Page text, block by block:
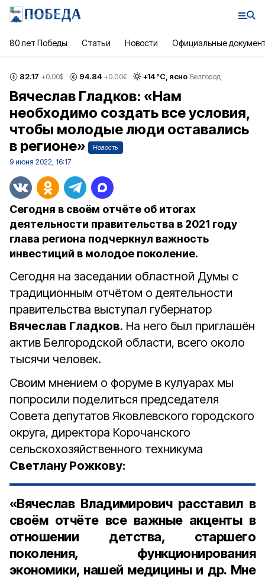
80 лет Победы Статьи Новости Официальные
82.17 +0.00$ 94.84 +0.00€ +14°С, ясно Белгород
Вячеслав Гладков: «Нам
необходимо создать все условия,
чтобы молодые люди оставались
в регионе»
Новость
9 июня 2022, 16:17
Сегодня в своём отчёте об итогах
деятельности правительства в 2021 году
глава региона подчеркнул важность
инвестиций в молодое поколение.
Сегодня на заседании областной Думы с
традиционным отчётом о деятельности
правительства выступал губернатор
Вячеслав Гладков. На него был приглашён
актив Белгородской области, всего около
тысячи человек.
Своим мнением о форуме в кулуарах мы
попросили поделиться председателя
Совета депутатов Яковлевского городского
округа, директора Корочанского
сельскохозяйственного техникума
Светлану Рожкову:
«Вячеслав Владимирович расставил в
своём отчёте все важные акценты в
отношении детства, старшего
поколения, функционирования
экономики, нашей медицины и др. Мне